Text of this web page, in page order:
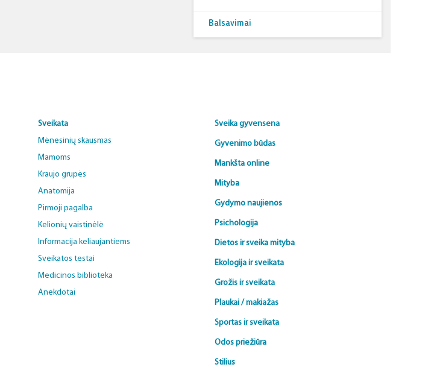
Balsavimai
Sveikata
Mėnesinių skausmas
Mamoms
Kraujo grupės
Anatomija
Pirmoji pagalba
Kelionių vaistinėlė
Informacija keliaujantiems
Sveikatos testai
Medicinos biblioteka
Anekdotai
Sveika gyvensena
Gyvenimo būdas
Mankšta online
Mityba
Gydymo naujienos
Psichologija
Dietos ir sveika mityba
Ekologija ir sveikata
Grožis ir sveikata
Plaukai / makiažas
Sportas ir sveikata
Odos priežiūra
Stilius